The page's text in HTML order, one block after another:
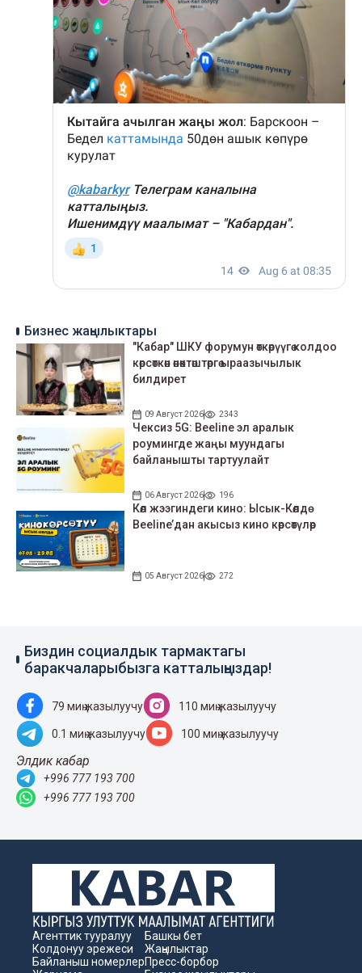
Бизнес жаңылыктары
"Кабар" ШКУ форумун өткөрүүгө колдоо
көрсөткөн өнөктөштөргө ыраазычылык
билдирет
09 Август 2026 2343
Чексиз 5G: Beeline эл аралык
роумингде жаңы муундагы
байланышты тартуулайт
06 Август 2026 196
Көл жээгиндеги кино: Ысык-Көлдө
Beeline’дан акысыз кино көрсөтүлөр
05 Август 2026 272
Биздин социалдык тармактагы
баракчаларыбызга катталыңыздар!
79 миң жазылуучу 110 миң жазылуучу
0.1 миң жазылуучу 100 миң жазылуучу
Элдик кабар
+996 777 193 700
+996 777 193 700
Агенттик тууралуу
Колдонуу эрежеси
Байланыш номерлер
Башкы бет
Жаңылыктар
Пресс-борбор